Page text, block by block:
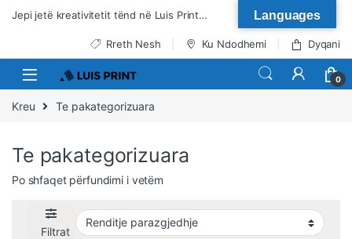
Kalo te lundrimi
Kalo tek përmbajtja
Jepi jetë kreativitetit tënd në Luis Print…
Rreth Nesh Ku Ndodhemi Dyqani
0
Kreu Te pakategorizuara
Te pakategorizuara
Po shfaqet përfundimi i vetëm
Filtrat
Languages